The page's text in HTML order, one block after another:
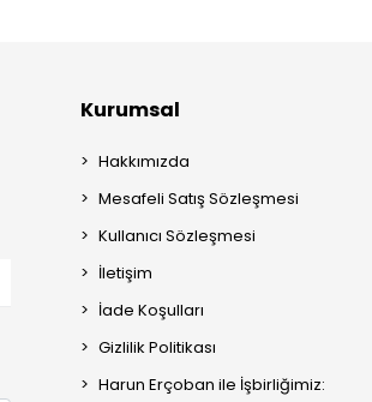
Kurumsal
Hakkımızda
Mesafeli Satış Sözleşmesi
Kullanıcı Sözleşmesi
İletişim
İade Koşulları
Gizlilik Politikası
Harun Erçoban ile İşbirliğimiz: